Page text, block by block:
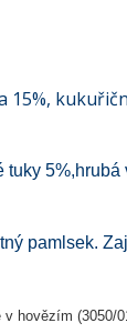
15%,
tuky
pamlsek.
hovězím (3050/